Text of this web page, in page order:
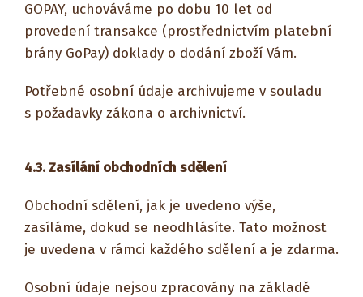
GOPAY, uchováváme po dobu 10 let od
provedení transakce (prostřednictvím platební
brány GoPay) doklady o dodání zboží Vám.
Potřebné osobní údaje archivujeme v souladu
s požadavky zákona o archivnictví.
4.3.Zasílání obchodních sdělení
Obchodní sdělení, jak je uvedeno výše,
zasíláme, dokud se neodhlásíte. Tato možnost
je uvedena v rámci každého sdělení a je zdarma.
Osobní údaje nejsou zpracovány na základě